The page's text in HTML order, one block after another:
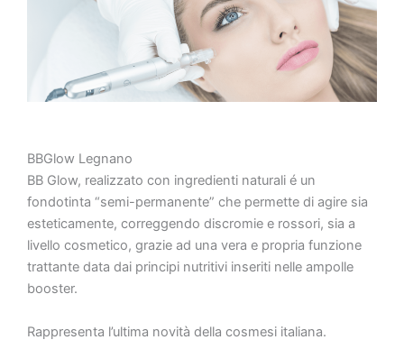
BBGlow Legnano
BB Glow, realizzato con ingredienti naturali é un
fondotinta “semi-permanente” che permette di agire sia
esteticamente, correggendo discromie e rossori, sia a
livello cosmetico, grazie ad una vera e propria funzione
trattante data dai principi nutritivi inseriti nelle ampolle
booster.
Rappresenta l’ultima novità della cosmesi italiana.